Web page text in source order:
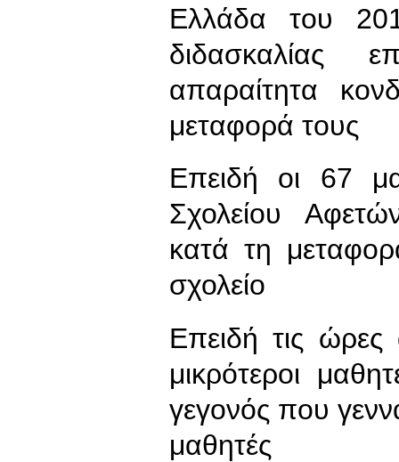
Ελλάδα του
διδασκαλίας
απαραίτητα
μεταφορά τους
Επειδή οι 67
Σχολείου
κατά τη
σχολείο
Επειδή τις
μικρότεροι
γεγονός που
μαθητές